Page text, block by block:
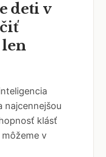
deti v
najcennejšou
klásť
v